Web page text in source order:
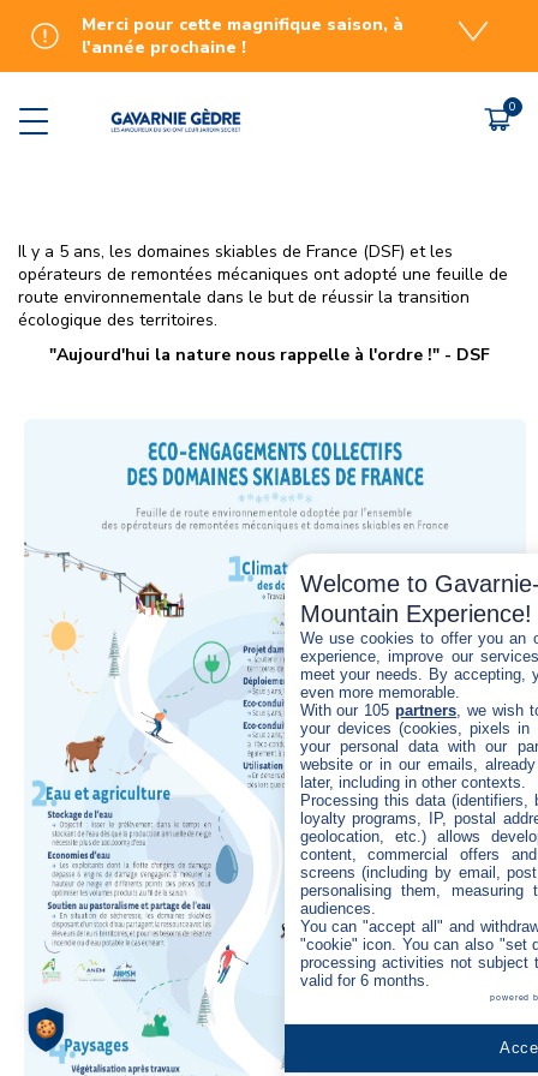
Merci pour cette magnifique saison, à
l'année prochaine !
Il y a 5 ans, les domaines skiables de France (DSF) et les
opérateurs de remontées mécaniques ont adopté une feuille de
route environnementale dans le but de réussir la transition
écologique des territoires.
"Aujourd'hui la nature nous rappelle à l'ordre !" - DSF
STATION
Bulletin d'ouverture des pistes
Activités
Agenda et animations
Descentes en bouée à
luge
Raquettes et ski de
Location ski - boutique
Bar de glace
Le ski de vitesse à Gavarnie
Station de Gavarnie-Gèdre :
travaux et projets à venir
Eco-engagement
FORFAITS
Petits prix
Offre pour les groupes
INFOS PRATIQUES
Contact
Espace presse
Horaires et ouverture
Où se loger ?
Offres d'emploi
Welcome to
Mountain Experience!
We use cookies to offer you an
experience, improve our
meet your needs. By accepting,
even more memorable.
With our 105partners , we wish
your devices (cookies, pixels
your personal data with our
website or in our emails,
later, including in other contexts.
Processing this data (identifiers,
loyalty programs, IP, postal
geolocation, etc.) allows
content, commercial offers
screens (including by email,
personalising them, measuring
audiences.
You can "accept all" and
"cookie" icon . You can also "set
processing activities not subject
valid for 6 months.
powered